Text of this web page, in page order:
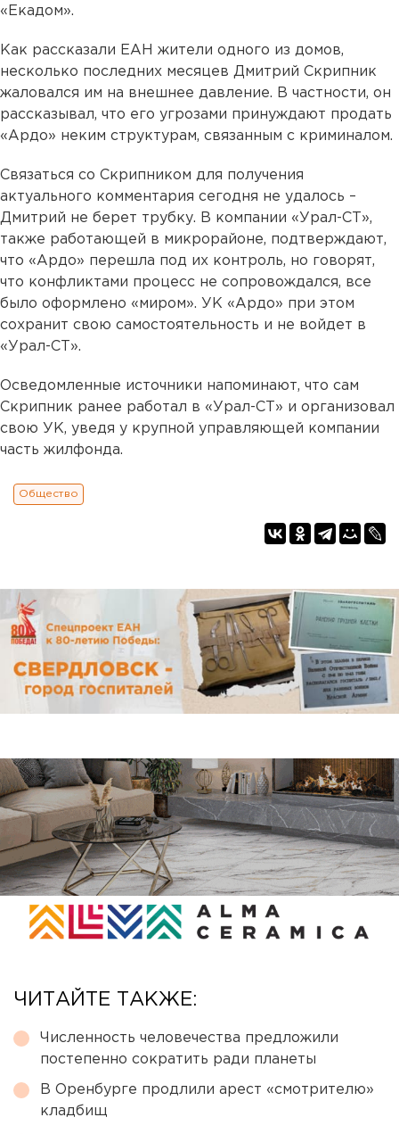
«Екадом».
Как рассказали ЕАН жители одного из домов,
несколько последних месяцев Дмитрий Скрипник
жаловался им на внешнее давление. В частности, он
рассказывал, что его угрозами принуждают продать
«Ардо» неким структурам, связанным с криминалом.
Связаться со Скрипником для получения
актуального комментария сегодня не удалось –
Дмитрий не берет трубку. В компании «Урал-СТ»,
также работающей в микрорайоне, подтверждают,
что «Ардо» перешла под их контроль, но говорят,
что конфликтами процесс не сопровождался, все
было оформлено «миром». УК «Ардо» при этом
сохранит свою самостоятельность и не войдет в
«Урал-СТ».
Осведомленные источники напоминают, что сам
Скрипник ранее работал в «Урал-СТ» и организовал
свою УК, уведя у крупной управляющей компании
часть жилфонда.
Общество
ЧИТАЙТЕ ТАКЖЕ:
Численность человечества предложили
постепенно сократить ради планеты
В Оренбурге продлили арест «смотрителю»
кладбищ